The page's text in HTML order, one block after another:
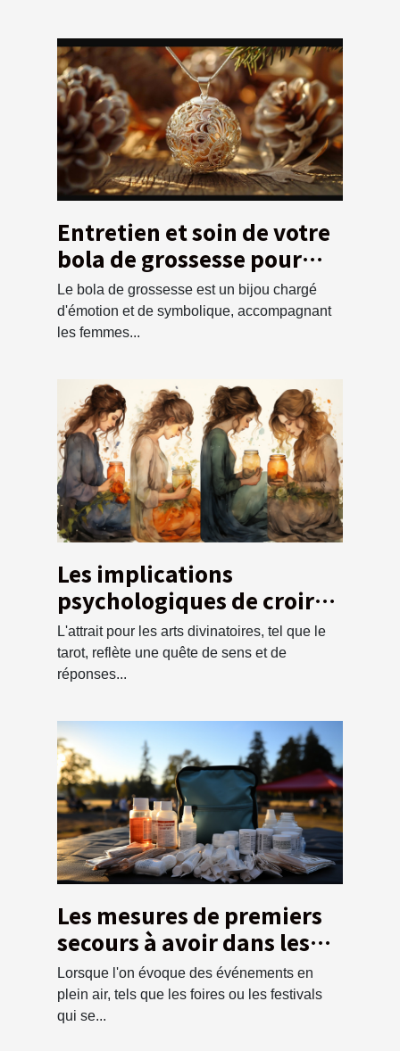
Entretien et soin de votre
bola de grossesse pour
une durabilité maximale
Le bola de grossesse est un bijou chargé
d'émotion et de symbolique, accompagnant
les femmes...
Les implications
psychologiques de croire
aux prédictions du tarot
sur les événements de la
vie comme la grossesse
L'attrait pour les arts divinatoires, tel que le
tarot, reflète une quête de sens et de
réponses...
Les mesures de premiers
secours à avoir dans les
tentes publicitaires lors
d'événements
Lorsque l'on évoque des événements en
plein air, tels que les foires ou les festivals
qui se...